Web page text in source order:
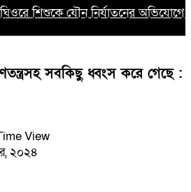
শিশুকে যৌন নির্যাতনের অভিযোগে
সবকিছু ধ্বংস করে গেছে :
View
২০২৪